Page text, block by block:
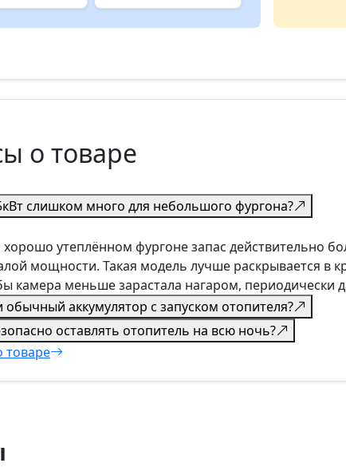
о товаре
слишком много для небольшого фургона?
утеплённом фургоне запас действительно
мощности. Такая модель лучше раскрывается в
камера меньше зарастала нагаром,
обычный аккумулятор с запуском отопителя?
оставлять отопитель на всю ночь?
товаре